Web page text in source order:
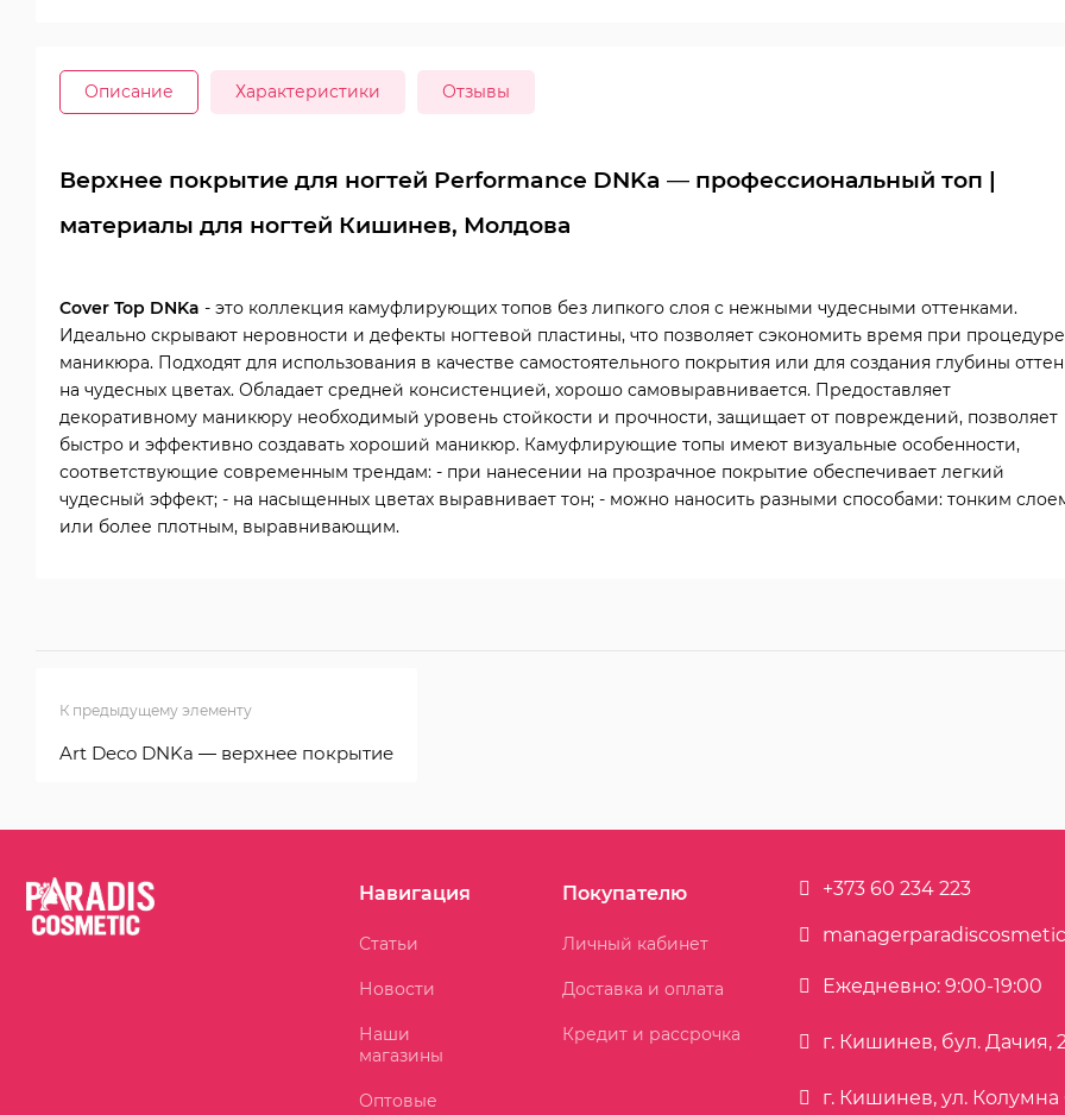
Описание Характеристики Отзывы
Верхнее покрытие для ногтей Performance DNKa — профессиональный топ |
материалы для ногтей Кишинев, Молдова
Cover Top DNKa - это коллекция камуфлирующих топов без липкого слоя с нежными чудесными оттенками.
Идеально скрывают неровности и дефекты ногтевой пластины, что позволяет сэкономить время при процедуре
маникюра. Подходят для использования в качестве самостоятельного покрытия или для создания глубины
на чудесных цветах. Обладает средней консистенцией, хорошо самовыравнивается. Предоставляет
декоративному маникюру необходимый уровень стойкости и прочности, защищает от повреждений, позволяет
быстро и эффективно создавать хороший маникюр. Камуфлирующие топы имеют визуальные особенности,
соответствующие современным трендам: - при нанесении на прозрачное покрытие обеспечивает легкий
чудесный эффект; - на насыщенных цветах выравнивает тон; - можно наносить разными способами: тонким
или более плотным, выравнивающим.
К предыдущему элементу
Art Deco DNKa — верхнее покрытие
Навигация
Статьи
Новости
Наши
магазины
Оптовые
Личный кабинет
Доставка и оплата
Кредит и рассрочка
Покупателю
Ежедневно: 9:00-19:00
+373 60 234 223
г. Кишинев, бул. Дачия,
г. Кишинев, ул. Колумна